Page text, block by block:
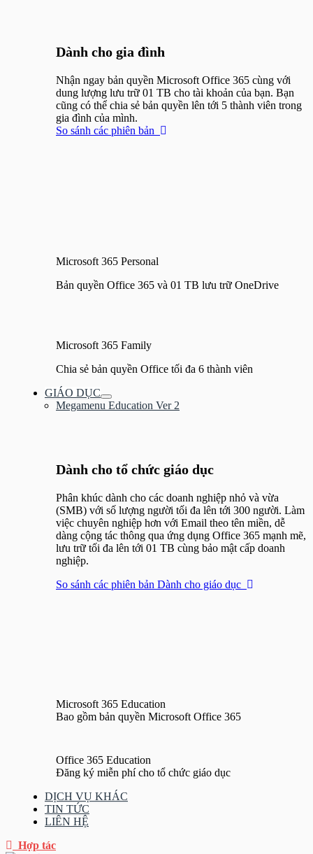
Dành cho gia đình​
Nhận ngay bản quyền Microsoft Office 365 cùng với
dung lượng lưu trữ 01 TB cho tài khoản của bạn. Bạn
cũng có thể chia sẻ bản quyền lên tới 5 thành viên trong
gia đình của mình.
So sánh các phiên bản
Microsoft 365 Personal
Bản quyền Office 365 và 01 TB lưu trữ OneDrive
Microsoft 365 Family
Chia sẻ bản quyền Office tối đa 6 thành viên
GIÁO DỤC
Bật/tắt
Menu
Megamenu Education Ver 2
Dành cho tổ chức giáo dục
Phân khúc dành cho các doanh nghiệp nhỏ và vừa
(SMB) với số lượng người tối đa lên tới 300 người. Làm
việc chuyên nghiệp hơn với Email theo tên miền, dễ
dàng cộng tác thông qua ứng dụng Office 365 mạnh mẽ,
lưu trữ tối đa lên tới 01 TB cùng bảo mật cấp doanh
nghiệp.
So sánh các phiên bản Dành cho giáo dục
Microsoft 365 Education
Bao gồm bản quyền Microsoft Office 365
Office 365 Education
Đăng ký miễn phí cho tổ chức giáo dục
DỊCH VỤ KHÁC
TIN TỨC
LIÊN HỆ
Hợp tác